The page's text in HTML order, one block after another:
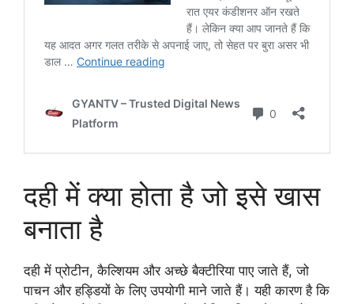
दही में क्या होता है जो इसे खास
बनाता है
दही में प्रोटीन, कैल्शियम और अच्छे बैक्टीरिया पाए जाते हैं, जो
पाचन और हड्डियों के लिए उपयोगी माने जाते हैं। यही कारण है कि